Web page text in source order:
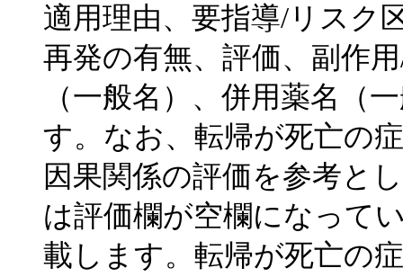
適用理由、要指導/リスク
再発の有無、評価、副作
（一般名）、併用薬名（
す。なお、転帰が死亡の
因果関係の評価を参考と
は評価欄が空欄になって
載します。転帰が死亡の